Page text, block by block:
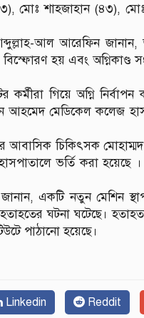
শাহজাহান (৪৩), মোঃ
আল আরেফিন
হয় এবং অগ্নিকাণ্ড
গিয়ে অগ্নি
আহমেদ মেডিকেল কলেজ
চিকিৎসক মোহাম্মদ
ভর্তি করা হয়েছে ।
একটি নতুন মেশিন
ঘটনা ঘটেছে।
পাঠানো হয়েছে।
Linkedin Reddit